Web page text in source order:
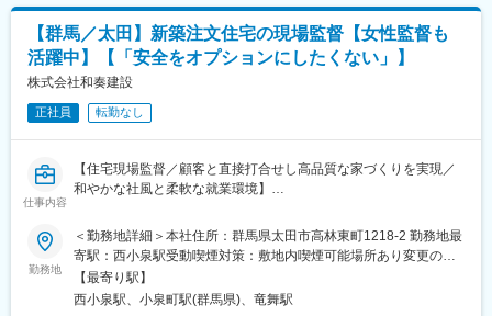
客接点の最前線として事業の推進を担っています。
GX（グリーン・トランスフォーメーション）が加速する中、当社
の役割はより一層重要性を増しています。社会的意義の高い事業
に携わりながら、自らの成長とともに新しいエネルギーのあり方
を創りたい方を歓迎します。
■組織環境
工事部は7名体制で、30代～70代のベテランまで幅広い年代が在
籍しています。1級建築士2名、1級建築施工管理技士1名が所属し
ており、技術面で相談できる相手が身近にいる環境です。少人数
のため互いの顔が見える距離感で仕事ができ、現場の情報共有や
フォローもしやすい組織です。
■キャリア
これまでの現場監督経験をベースに、福祉施設や工場といった領
域にも携わることで、技術者としての守備範囲を広げていただき
任者として、組織マネジメントを担うことが期待されています。
資格取得支援制度も活用しながら、さらなるスキルアップが可能
です。
【群馬／太田】新築注文住宅の現場監督【女性監督も
活躍中】【「安全をオプションにしたくない」】
株式会社和奏建設
正社員 転勤なし
仕事内容
【住宅現場監督／顧客と直接打合せし高品質な家づくりを実現／
和やかな社風と柔軟な就業環境】
■業務内容
北関東エリアの新築注文住宅現場にて、現場監督として管理業務
全般をお任せします。工程・品質・原価・安全管理に加え、ご契
約済みのお客様との打合せや引渡し後3ヶ月までのアフターサービ
スも担当し、家づくりの最初から最後まで関わることができま
勤務地
＜勤務地詳細＞本社住所：群馬県太田市高林東町1218-2 勤務地最
寄駅：西小泉駅受動喫煙対策：敷地内喫煙可能場所あり変更の範
囲：会社の定める事業所
【最寄り駅】
西小泉駅、小泉町駅(群馬県)、竜舞駅